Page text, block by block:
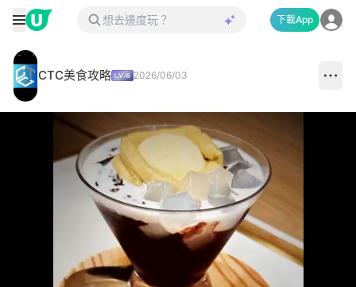
下載App
CTC美食攻略 2026/06/03